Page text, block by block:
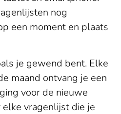
nog
een moment en plaats
je gewend bent. Elke
maand ontvang je een
voor de nieuwe
vragenlijst die je